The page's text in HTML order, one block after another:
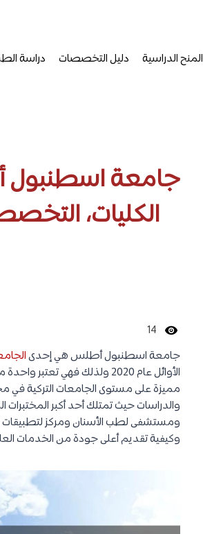
المنح الدراسية دليل التخصصات دراسة
جامعة اسطنبول
الكليات،
14
جامعة اسطنبول أطلس هي إحدى
الأوائل عام 2020 ولذلك
مميزة على مستوى الجامعات التركية في
والدراسات حيث تمتلك أحد أكبر
ومستشفى لطب الأسنان ومركز لتطبيقات
وكيفية تقديم أعلى جودة من الخدمات